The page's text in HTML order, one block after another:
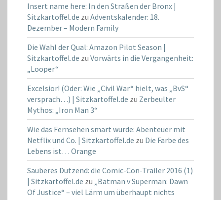
Insert name here: In den Straßen der Bronx |
Sitzkartoffel.de zu Adventskalender: 18.
Dezember – Modern Family
Die Wahl der Qual: Amazon Pilot Season |
Sitzkartoffel.de zu Vorwärts in die Vergangenheit:
„Looper“
Excelsior! (Oder: Wie „Civil War“ hielt, was „BvS“
versprach…) | Sitzkartoffel.de zu Zerbeulter
Mythos: „Iron Man 3“
Wie das Fernsehen smart wurde: Abenteuer mit
Netflix und Co. | Sitzkartoffel.de zu Die Farbe des
Lebens ist… Orange
Sauberes Dutzend: die Comic-Con-Trailer 2016 (1)
| Sitzkartoffel.de zu „Batman v Superman: Dawn
Of Justice“ – viel Lärm um überhaupt nichts